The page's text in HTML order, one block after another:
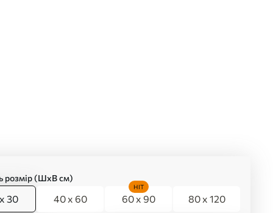
розмір (ШхВ см)
30 40 x 60 60 x 90
HIT
80 x 120